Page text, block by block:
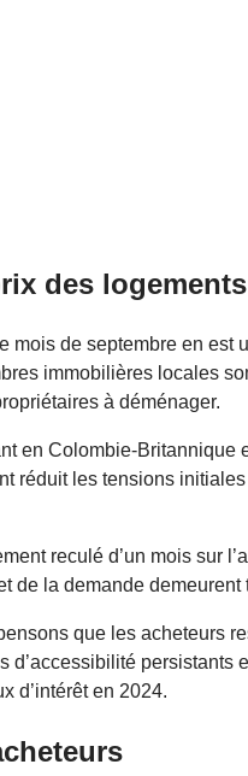
des
de septembre en
immobilières locales
à déménager.
en Colombie-
réduit les tensions
reculé d’un mois sur
de la demande demeurent
que les acheteurs
persistants
d’intérêt en 2024.